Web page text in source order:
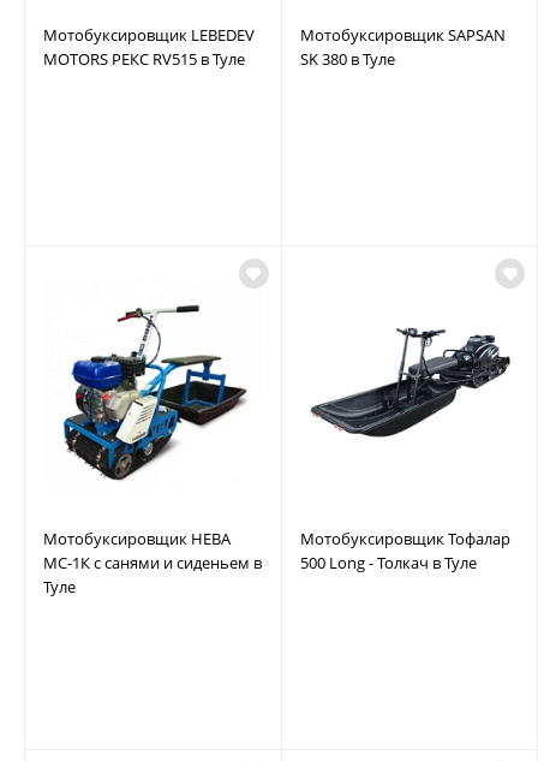
Мотобуксировщик LEBEDEV
MOTORS РЕКС RV515 в Туле
Мотобуксировщик SAPSAN
SK 380 в Туле
Мотобуксировщик НЕВА
МС-1К с санями и сиденьем в
Туле
Мотобуксировщик Тофалар
500 Long - Толкач в Туле